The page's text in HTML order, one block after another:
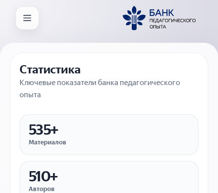
Статистика
Ключевые показатели банка педагогического
опыта
535+
Материалов
510+
Авторов